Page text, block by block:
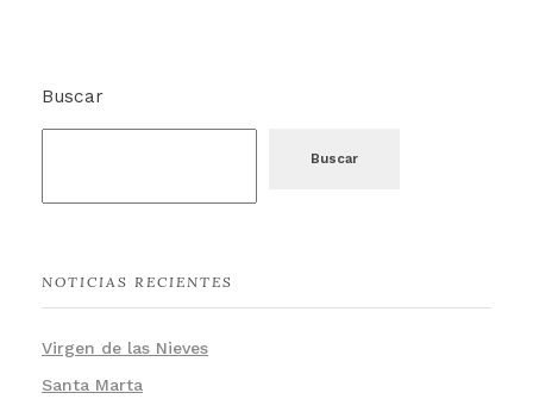
Buscar
Buscar
NOTICIAS RECIENTES
Virgen de las Nieves
Santa Marta